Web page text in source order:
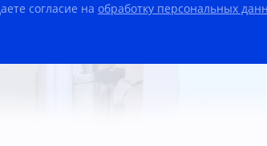
согласие на обработку персональных